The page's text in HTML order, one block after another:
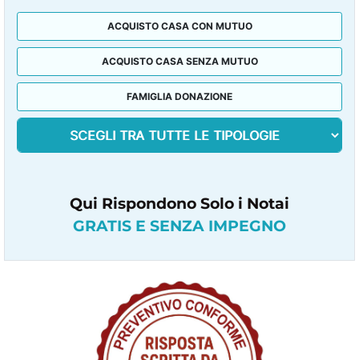
ACQUISTO CASA CON MUTUO
ACQUISTO CASA SENZA MUTUO
FAMIGLIA DONAZIONE
Qui Rispondono Solo i Notai
GRATIS E SENZA IMPEGNO